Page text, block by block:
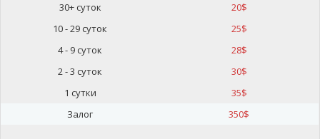
30+ суток
20$
10 - 29 суток
25$
4 - 9 суток
28$
2 - 3 суток
30$
1 сутки
35$
Залог
350$